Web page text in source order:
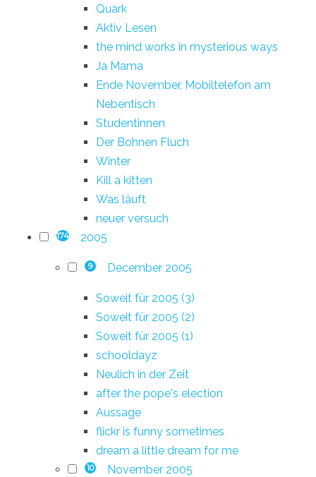
Quark
Aktiv Lesen
the mind works in mysterious ways
Ja Mama
Ende November, Mobiltelefon am
Nebentisch
Studentinnen
Der Bohnen Fluch
Winter
Kill a kitten
Was läuft
neuer versuch
174 2005
9 December 2005
Soweit für 2005 (3)
Soweit für 2005 (2)
Soweit für 2005 (1)
schooldayz
Neulich in der Zeit
after the pope's election
Aussage
flickr is funny sometimes
dream a little dream for me
10 November 2005